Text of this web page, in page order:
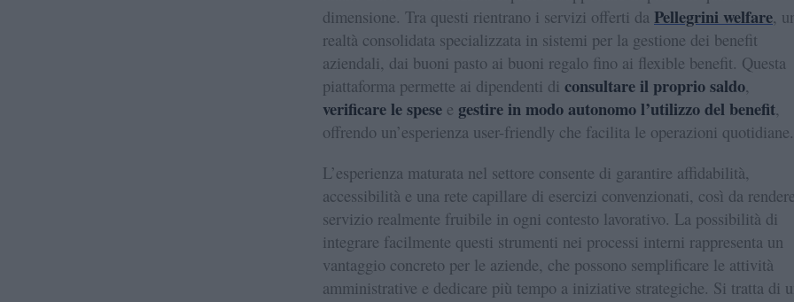
dimensione. Tra questi rientrano i servizi offerti da Pellegrini welfare,
realtà consolidata specializzata in sistemi per la gestione dei benefit
aziendali, dai buoni pasto ai buoni regalo fino ai flexible benefit. Questa
piattaforma permette ai dipendenti di consultare il proprio saldo,
verificare le spese e gestire in modo autonomo l’utilizzo del benefit,
offrendo un’esperienza user-friendly che facilita le operazioni quotidiane.
L’esperienza maturata nel settore consente di garantire affidabilità,
accessibilità e una rete capillare di esercizi convenzionati, così da
servizio realmente fruibile in ogni contesto lavorativo. La possibilità di
integrare facilmente questi strumenti nei processi interni rappresenta un
vantaggio concreto per le aziende, che possono semplificare le attività
amministrative e dedicare più tempo a iniziative strategiche. Si tratta di